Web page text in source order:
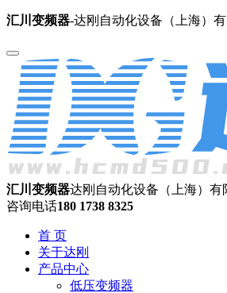
汇川变频器-达刚自动化设备（上海）有
汇川变频器达刚自动化设备（上海）有
咨询电话180 1738 8325
首 页
关于达刚
产品中心
低压变频器